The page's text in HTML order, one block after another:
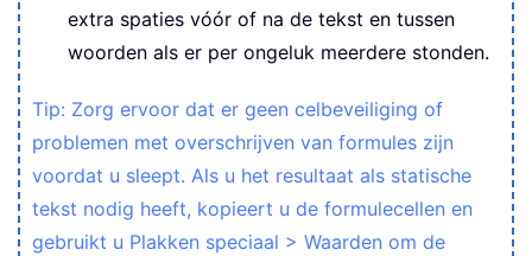
extra spaties vóór of na de tekst en tussen
woorden als er per ongeluk meerdere stonden.
Tip: Zorg ervoor dat er geen celbeveiliging of
problemen met overschrijven van formules zijn
voordat u sleept. Als u het resultaat als statische
tekst nodig heeft, kopieert u de formulecellen en
gebruikt u Plakken speciaal > Waarden om de